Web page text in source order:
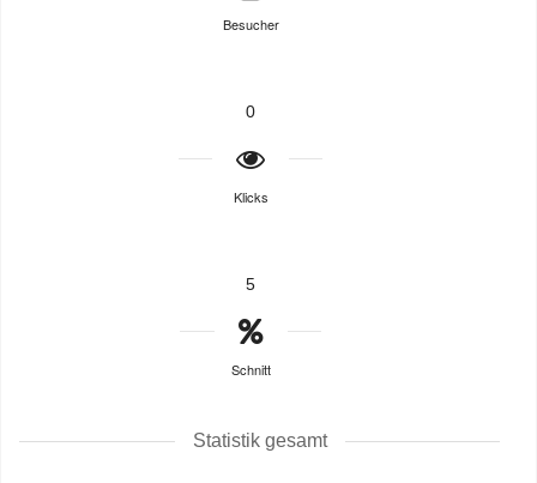
Besucher
0
Klicks
5
Schnitt
Statistik gesamt